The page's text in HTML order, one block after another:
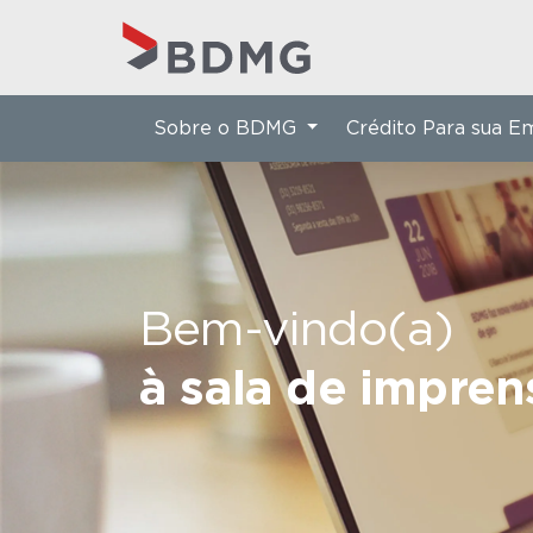
Bem-vindo(a)
à sala de
Sobre o BDMG Crédito Para sua